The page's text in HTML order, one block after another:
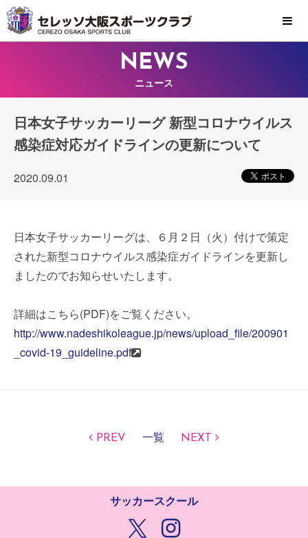
MENU
NEWS
ニュース
日本女子サッカーリーグ 新型コロナウイルス
感染症対応ガイドラインの更新について
2020.09.01
日本女子サッカーリーグは、６月２日（火）付けで策定
された新型コロナウイルス感染症ガイドラインを更新し
ましたのでお知らせいたします。
詳細はこちら(PDF)をご覧ください。
http://www.nadeshikoleague.jp/news/upload_file/200901
_covid-19_guideline.pdf
PREV 一覧 NEXT
サッカースクール